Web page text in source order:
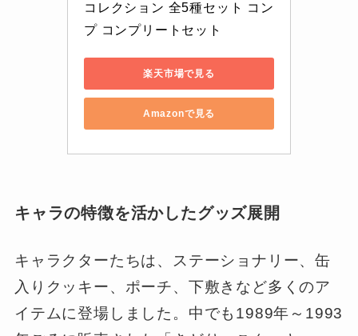
コレクション 全5種セット コン
プ コンプリートセット
楽天市場で見る
Amazonで見る
キャラの特徴を活かしたグッズ展開
キャラクターたちは、ステーショナリー、缶
入りクッキー、ポーチ、下敷きなど多くのア
イテムに登場しました。中でも1989年～1993